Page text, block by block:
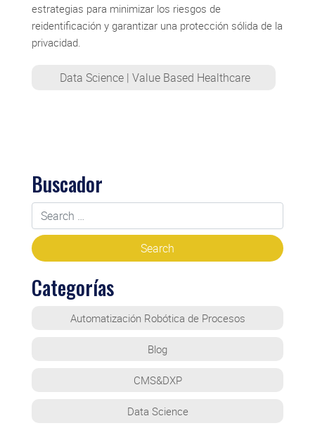
estrategias para minimizar los riesgos de
reidentificación y garantizar una protección sólida de la
privacidad.
Data Science | Value Based Healthcare
Buscador
Categorías
Automatización Robótica de Procesos
Blog
CMS&DXP
Data Science